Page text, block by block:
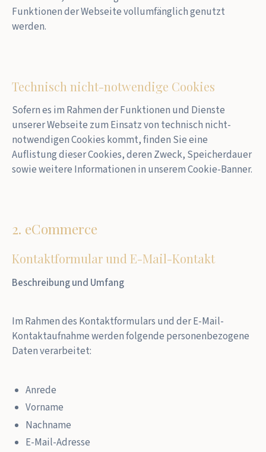
Funktionen der Webseite vollumfänglich genutzt
werden.
Technisch nicht-notwendige Cookies
Sofern es im Rahmen der Funktionen und Dienste
unserer Webseite zum Einsatz von technisch nicht-
notwendigen Cookies kommt, finden Sie eine
Auflistung dieser Cookies, deren Zweck, Speicherdauer
sowie weitere Informationen in unserem Cookie-Banner.
2. eCommerce
Kontaktformular und E-Mail-Kontakt
Beschreibung und Umfang
Im Rahmen des Kontaktformulars und der E-Mail-
Kontaktaufnahme werden folgende personenbezogene
Daten verarbeitet:
Anrede
Vorname
Nachname
E-Mail-Adresse